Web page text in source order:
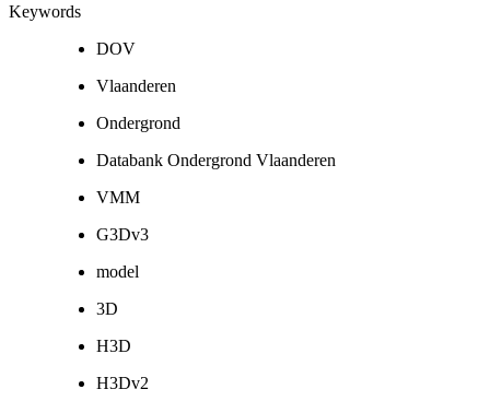
Keywords
DOV
Vlaanderen
Ondergrond
Databank Ondergrond Vlaanderen
VMM
G3Dv3
model
3D
H3D
H3Dv2